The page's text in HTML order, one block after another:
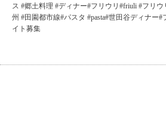
ス #郷土料理 #ディナー#フリウリ#friuli #フリ
州 #田園都市線#パスタ #pasta#世田谷ディナー
イト募集